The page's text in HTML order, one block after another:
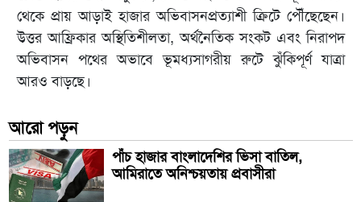
থেকে প্রায় আড়াই হাজার অভিবাসনপ্রত্যাশী ক্রিটে পৌঁছেছেন।
উত্তর আফ্রিকার অস্থিতিশীলতা, অর্থনৈতিক সংকট এবং নিরাপদ
অভিবাসন পথের অভাবে ভূমধ্যসাগরীয় রুটে ঝুঁকিপূর্ণ যাত্রা
আরও বাড়ছে।
আরো পড়ুন
পাঁচ হাজার বাংলাদেশির ভিসা বাতিল,
আমিরাতে অনিশ্চয়তায় প্রবাসীরা